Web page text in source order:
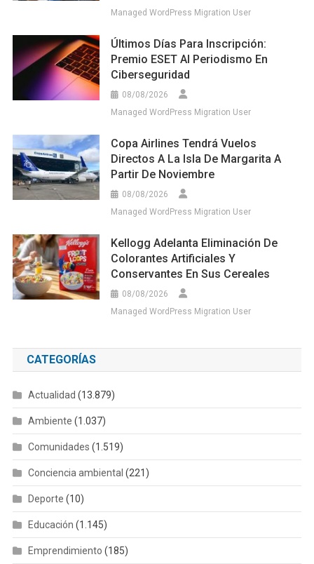
Managed WordPress Migration User
Últimos Días Para Inscripción:
Premio ESET Al Periodismo En
Ciberseguridad
08/08/2026
Managed WordPress Migration User
Copa Airlines Tendrá Vuelos
Directos A La Isla De Margarita A
Partir De Noviembre
08/08/2026
Managed WordPress Migration User
Kellogg Adelanta Eliminación De
Colorantes Artificiales Y
Conservantes En Sus Cereales
08/08/2026
Managed WordPress Migration User
CATEGORÍAS
Actualidad (13.879)
Ambiente (1.037)
Comunidades (1.519)
Conciencia ambiental (221)
Deporte (10)
Educación (1.145)
Emprendimiento (185)